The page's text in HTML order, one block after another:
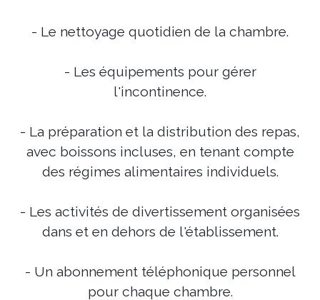
- Le nettoyage quotidien de la chambre.
- Les équipements pour gérer
l'incontinence.
- La préparation et la distribution des repas,
avec boissons incluses, en tenant compte
des régimes alimentaires individuels.
- Les activités de divertissement organisées
dans et en dehors de l'établissement.
- Un abonnement téléphonique personnel
pour chaque chambre.